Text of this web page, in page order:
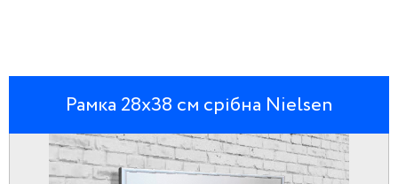
Рамка 28х38 см срібна Nielsen